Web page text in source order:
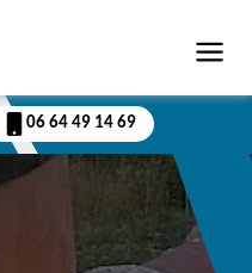
06 64 49 14 69